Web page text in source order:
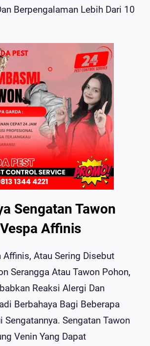
Berpengalaman Lebih Dari 10
Sengatan Tawon
Vespa Affinis
Affinis, Atau Sering Disebut
Serangga Atau Tawon Pohon,
Reaksi Alergi Dan
Berbahaya Bagi Beberapa
Sengatannya. Sengatan Tawon
Venin Yang Dapat